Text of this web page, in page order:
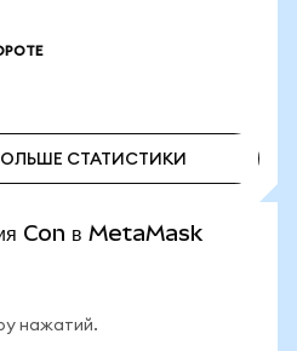
СТАТИСТИКИ
Con в MetaMask
нажатий.